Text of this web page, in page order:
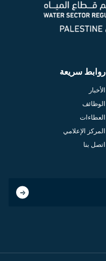
روابط سريعة
الأخبار
الوظائف
العطاءات
المركز الإعلامي
اتصل بنا